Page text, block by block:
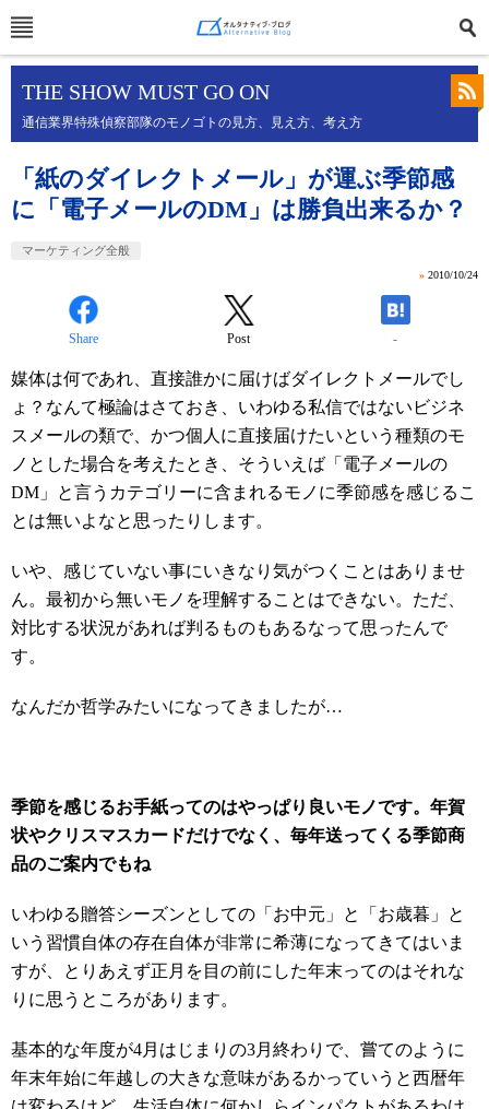
THE SHOW MUST GO ON
通信業界特殊偵察部隊のモノゴトの見方、見え方、考え方
「紙のダイレクトメール」が運ぶ季節感
に「電子メールのDM」は勝負出来るか？
マーケティング全般
» 2010/10/24
Share Post -
媒体は何であれ、直接誰かに届けばダイレクトメールでし
ょ？なんて極論はさておき、いわゆる私信ではないビジネ
スメールの類で、かつ個人に直接届けたいという種類のモ
ノとした場合を考えたとき、そういえば「電子メールの
DM」と言うカテゴリーに含まれるモノに季節感を感じるこ
とは無いよなと思ったりします。
いや、感じていない事にいきなり気がつくことはありませ
ん。最初から無いモノを理解することはできない。ただ、
対比する状況があれば判るものもあるなって思ったんで
す。
なんだか哲学みたいになってきましたが…
季節を感じるお手紙ってのはやっぱり良いモノです。年賀
状やクリスマスカードだけでなく、毎年送ってくる季節商
品のご案内でもね
いわゆる贈答シーズンとしての「お中元」と「お歳暮」と
いう習慣自体の存在自体が非常に希薄になってきてはいま
すが、とりあえず正月を目の前にした年末ってのはそれな
りに思うところがあります。
基本的な年度が4月はじまりの3月終わりで、嘗てのように
年末年始に年越しの大きな意味があるかっていうと西暦年